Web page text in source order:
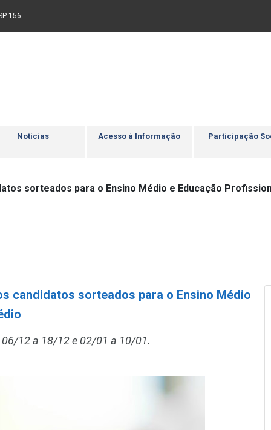
Ir para rodapé
para um novo sítio)
156
Notícias Acesso à Informação Participação
sorteados para o Ensino Médio e Educação
candidatos sorteados para o Ensino Médio
12 a 18/12 e 02/01 a 10/01.